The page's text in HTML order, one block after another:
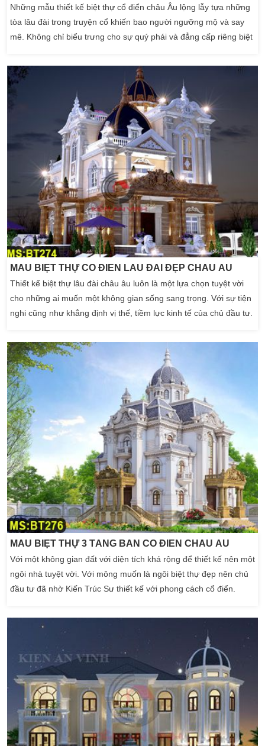
Những mẫu thiết kế biệt thự cổ điển châu Âu lộng lẫy tựa những
tòa lâu đài trong truyện cổ khiến bao người ngưỡng mộ và say
mê. Không chỉ biểu trưng cho sự quý phái và đẳng cấp riêng biệt
cùng năm tháng. Biệt thự cổ điển luôn xứng đáng là phong cách
kiến trúc để các chủ đầu tư học […]
MẪU BIỆT THỰ CỔ ĐIỂN LÂU ĐÀI ĐẸP CHÂU ÂU
Thiết kế biệt thự lâu đài châu âu luôn là một lựa chọn tuyệt vời
cho những ai muốn một không gian sống sang trọng. Với sự tiện
nghi cũng như khẳng định vị thế, tiềm lực kinh tế của chủ đầu tư.
đẹp với những họa tiết hoa văn phù điêu đắp nổi một cách tinh tế
mà qua […]
MẪU BIỆT THỰ 3 TẦNG BÁN CỔ ĐIỂN CHÂU ÂU
Với một không gian đất với diện tích khá rộng để thiết kế nên một
ngôi nhà tuyệt vời. Với mông muốn là ngôi biệt thự đẹp nên chủ
đầu tư đã nhờ Kiến Trúc Sư thiết kế với phong cách cổ điển.
kiến trúc châu âu. Do đó, đội ngũ thi công và Kiến Trúc Sư công
ty thiết kế biệt thự Kiến An […]